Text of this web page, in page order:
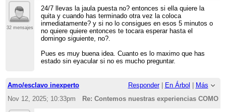
32 mensajes
24/7 llevas la jaula puesta no? entonces si ella quiere la
quita y cuando has terminado otra vez la coloca
inmediatamente? y si no lo consigues en esos 5 minutos o
no quiere quiere entonces te tocara esperar hasta el
domingo siguiente, no?.
Pues es muy buena idea. Cuanto es lo maximo que has
estado sin eyacular si no es mucho preguntar.
Amo/esclavo inexperto Responder| En Árbol
Más
Nov 12, 2025; 10:33pm
Re: Contemos nuestras experiencias COMO